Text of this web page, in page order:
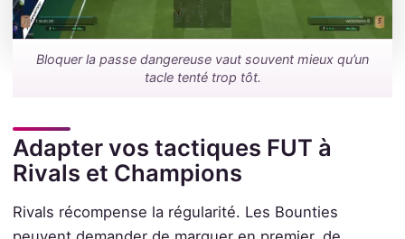
Bloquer la passe dangereuse vaut souvent mieux qu’un
tacle tenté trop tôt.
Adapter vos tactiques FUT à
Rivals et Champions
Rivals récompense la régularité. Les Bounties